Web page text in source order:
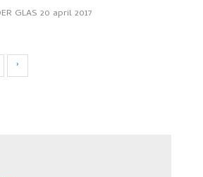
GLAS 20 april 2017
›